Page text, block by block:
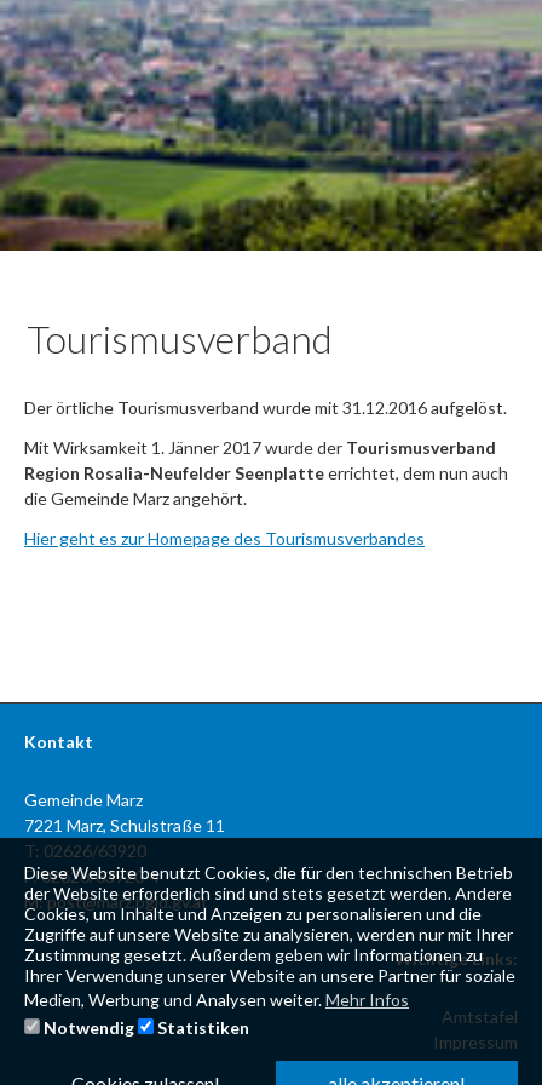
Diese Website benutzt Cookies, die für den technischen Betrieb
der Website erforderlich sind und stets gesetzt werden. Andere
Cookies, um Inhalte und Anzeigen zu personalisieren und die
Zugriffe auf unsere Website zu analysieren, werden nur mit Ihrer
Zustimmung gesetzt. Außerdem geben wir Informationen zu
Ihrer Verwendung unserer Website an unsere Partner für soziale
Medien, Werbung und Analysen weiter.Mehr Infos
Notwendig
Statistiken
Tourismusverband
Der örtliche Tourismusverband wurde mit 31.12.2016 aufgelöst.
Mit Wirksamkeit 1. Jänner 2017 wurde der Tourismusverband
Region Rosalia-Neufelder Seenplatteerrichtet, dem nun auch
die Gemeinde Marz angehört.
Hier geht es zur Homepage des Tourismusverbandes
Kontakt
Gemeinde Marz
7221 Marz, Schulstraße 11
T: 02626/63920
F: 02626/63920-4
M:post@marz.bgld.gv.at
Wichtige Links:
Amtstafel
Impressum
Datenschutzerklärung